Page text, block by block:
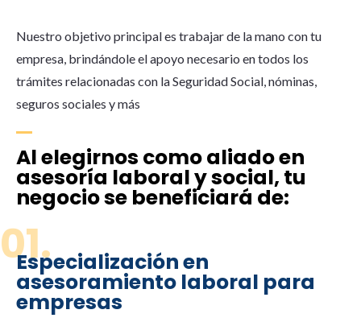
Nuestro objetivo principal es trabajar de la mano con tu
empresa, brindándole el apoyo necesario en todos los
trámites relacionadas con la Seguridad Social, nóminas,
seguros sociales y más
Al elegirnos como aliado en
asesoría laboral y social, tu
negocio se beneficiará de:
01.
Especialización en
asesoramiento laboral para
empresas